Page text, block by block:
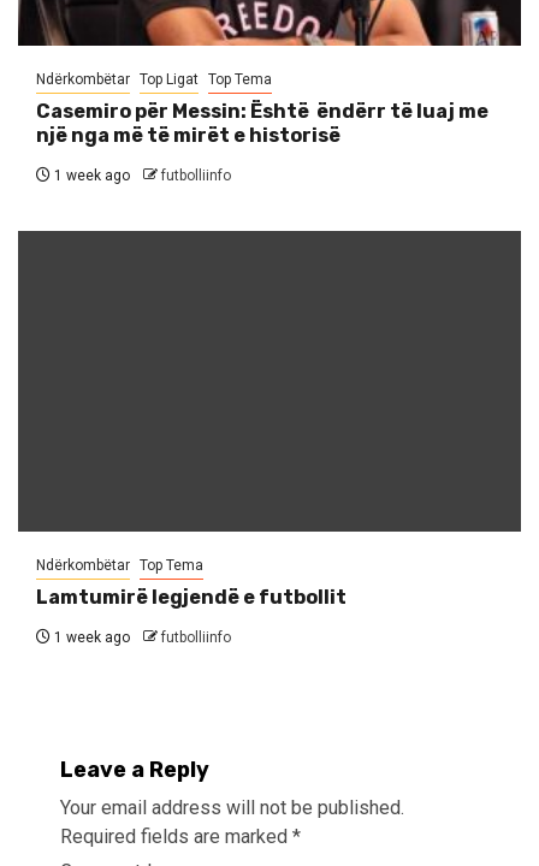
Ndërkombëtar Top Ligat Top Tema
Casemiro për Messin: Është ëndërr të luaj me
një nga më të mirët e historisë
1 week ago futbolliinfo
Ndërkombëtar Top Tema
Lamtumirë legjendë e futbollit
1 week ago futbolliinfo
Leave a Reply
Your email address will not be published.
Required fields are marked *